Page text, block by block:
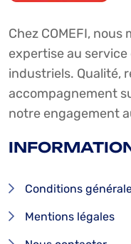
Chez COMEFI,
expertise au
industriels. Qualité,
accompagnement
notre engagement
Conditions
Mentions légales